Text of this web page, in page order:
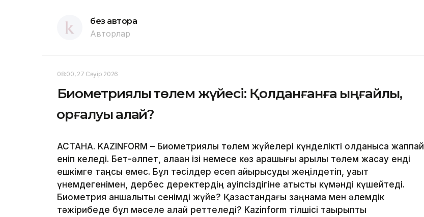
без автора
Авторлар
08:00, 27 Сәуір 2026
Биометриялық төлем жүйесі: Қолданғанға ыңғайлы,
қорғалуы қалай?
АСТАНА. KAZINFORM – Биометриялық төлем жүйелері күнделікті қолданысқа жаппай
еніп келеді. Бет-әлпет, алақан ізі немесе көз қарашығы арқылы төлем жасау енді
ешкімге таңсық емес. Бұл тәсілдер есеп айырысуды жеңілдетіп, уақыт
үнемдегенімен, дербес деректердің қауіпсіздігіне қатысты күмәнді күшейтеді.
Биометрия қаншалықты сенімді жүйе? Қазақстандағы заңнама мен әлемдік
тәжірибеде бұл мәселе қалай реттеледі? Kazinform тілшісі тақырыпты